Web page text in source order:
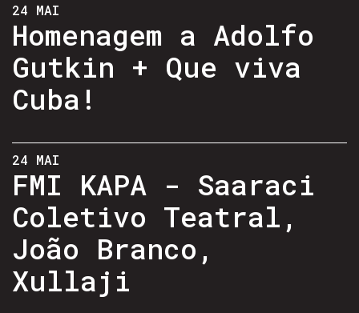
24 MAI
Homenagem a Adolfo
Gutkin + Que viva
Cuba!
24 MAI
FMI KAPA - Saaraci
Coletivo Teatral,
João Branco,
Xullaji